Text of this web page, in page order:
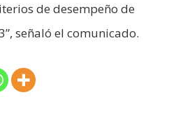
de desempeño de
señaló el comunicado.